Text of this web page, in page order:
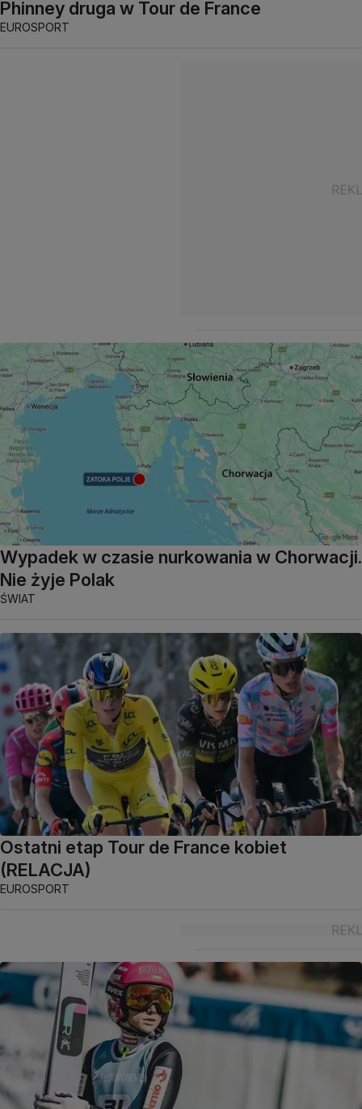
Phinney druga w Tour de France
EUROSPORT
Wypadek w czasie nurkowania w Chorwacji.
Nie żyje Polak
ŚWIAT
Ostatni etap Tour de France kobiet
(RELACJA)
EUROSPORT